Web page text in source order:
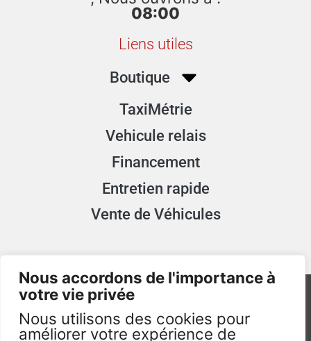
Nous accordons de l'importance à
votre vie privée
Nous utilisons des cookies pour
améliorer votre expérience de
08:00
Liens utiles
Boutique
TaxiMétrie
Vehicule relais
Financement
Entretien rapide
Vente de Véhicules